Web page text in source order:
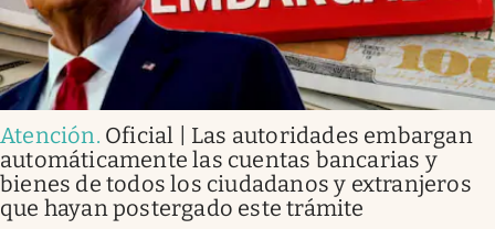
Atención. Oficial | Las autoridades embargan
automáticamente las cuentas bancarias y
bienes de todos los ciudadanos y extranjeros
que hayan postergado este trámite